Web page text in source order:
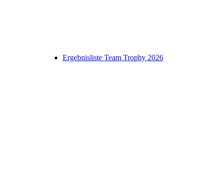
Ergebnisliste Team Trophy 2026